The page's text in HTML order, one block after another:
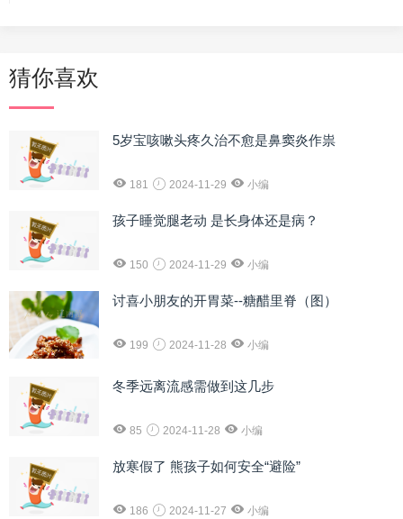
猜你喜欢
5岁宝咳嗽头疼久治不愈是鼻窦炎作祟
181 2024-11-29 小编
孩子睡觉腿老动 是长身体还是病？
150 2024-11-29 小编
讨喜小朋友的开胃菜--糖醋里脊（图）
199 2024-11-28 小编
冬季远离流感需做到这几步
85 2024-11-28 小编
放寒假了 熊孩子如何安全“避险”
186 2024-11-27 小编